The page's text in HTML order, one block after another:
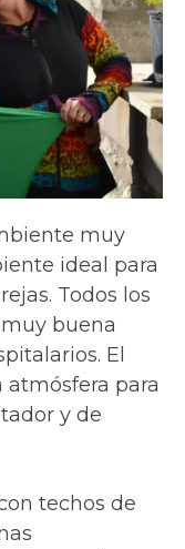
muy
ideal para
Todos los
buena
El
atmósfera para
y de
techos de